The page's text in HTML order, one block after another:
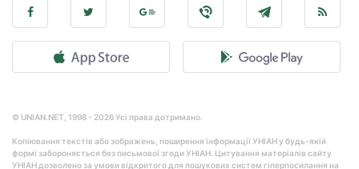
© UNIAN.NET, 1998 - 2026 Усі права дотримано.
Копіювання текстів або зображень, поширення інформації УНІАН у будь-якій
формі забороняється без письмової згоди УНІАН. Цитування матеріалів сайту
УНІАН дозволено за умови відкритого для пошукових систем гіперпосилання на